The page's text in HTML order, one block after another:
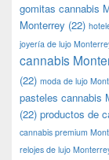
gomitas cannabis
Monterrey (22)
joyería de lujo
cannabis
(22) moda de lujo
pasteles cannabis
(22) productos de
cannabis premium
relojes de lujo